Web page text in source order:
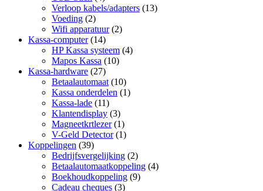
Verloop kabels/adapters (13)
Voeding (2)
Wifi apparatuur (2)
Kassa-computer (14)
HP Kassa systeem (4)
Mapos Kassa (10)
Kassa-hardware (27)
Betaalautomaat (10)
Kassa onderdelen (1)
Kassa-lade (11)
Klantendisplay (3)
Magneetkrtlezer (1)
V-Geld Detector (1)
Koppelingen (39)
Bedrijfsvergelijking (2)
Betaalautomaatkoppeling (4)
Boekhoudkoppeling (9)
Cadeau cheques (3)